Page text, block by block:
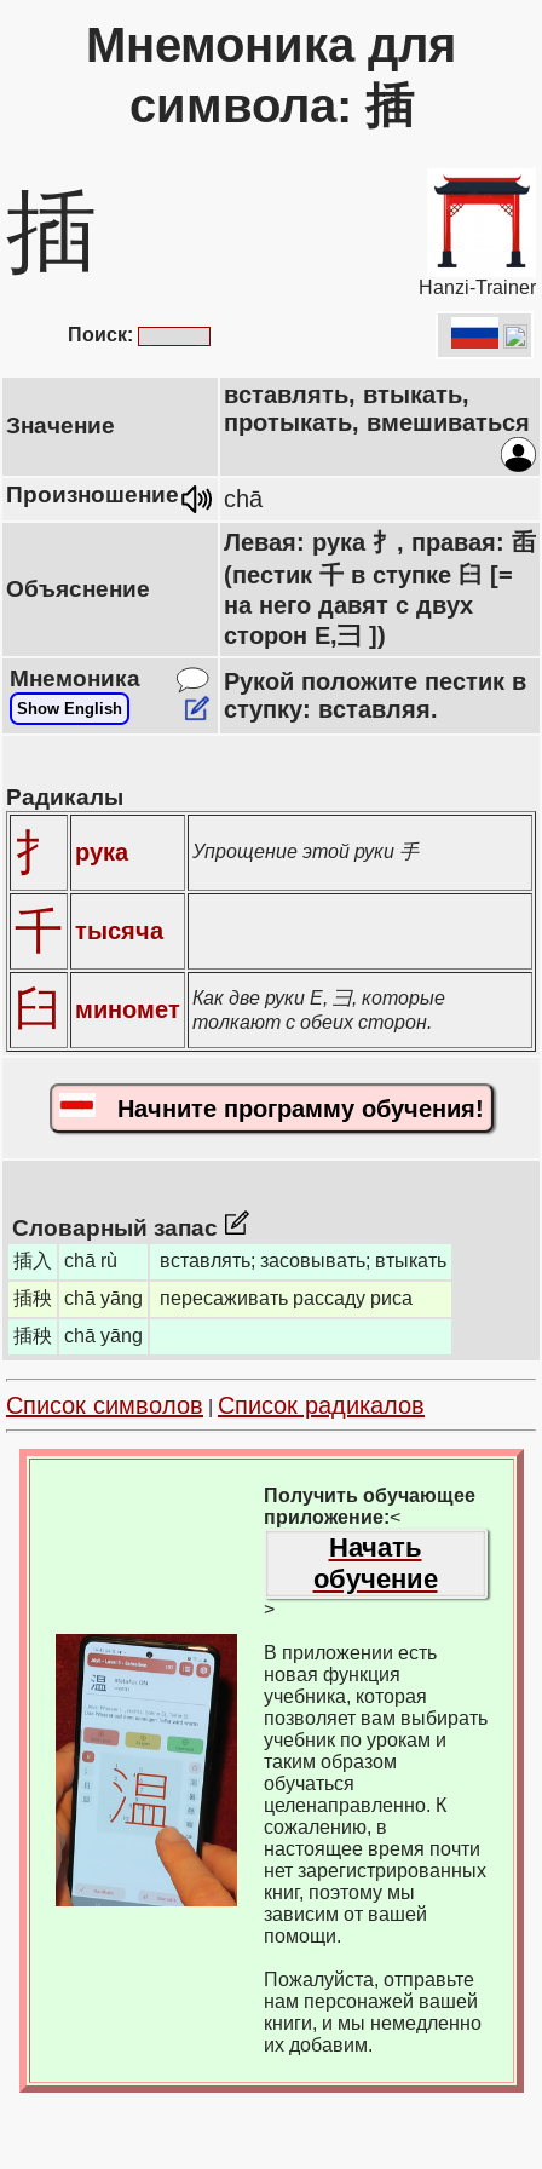
Мнемоника для
символа: 插
插
Hanzi-Trainer
Поиск:
Значение
вставлять, втыкать,
протыкать, вмешиваться
Произношение chā
Объяснение
Левая: рука 扌, правая: 臿
(пестик 千 в ступке 臼 [=
на него давят с двух
сторон E,彐 ])
Мнемоника
Show English
Рукой положите пестик в
ступку: вставляя.
Радикалы
扌 рука Упрощение этой руки 手
千 тысяча
臼 миномет Как две руки E, 彐, которые
толкают с обеих сторон.
Начните программу обучения!
Словарный запас
插入 chā rù
вставлять; засовывать; втыкать
插秧
chā yāng
пересаживать рассаду риса
插秧
chā yāng
Список символов Список радикалов
Получить обучающее
приложение:<
Начать
обучение
>
В приложении есть
новая функция
учебника, которая
позволяет вам выбирать
учебник по урокам и
таким образом
обучаться
целенаправленно. К
сожалению, в
настоящее время почти
нет зарегистрированных
книг, поэтому мы
зависим от вашей
помощи.
Пожалуйста, отправьте
нам персонажей вашей
книги, и мы немедленно
их добавим.